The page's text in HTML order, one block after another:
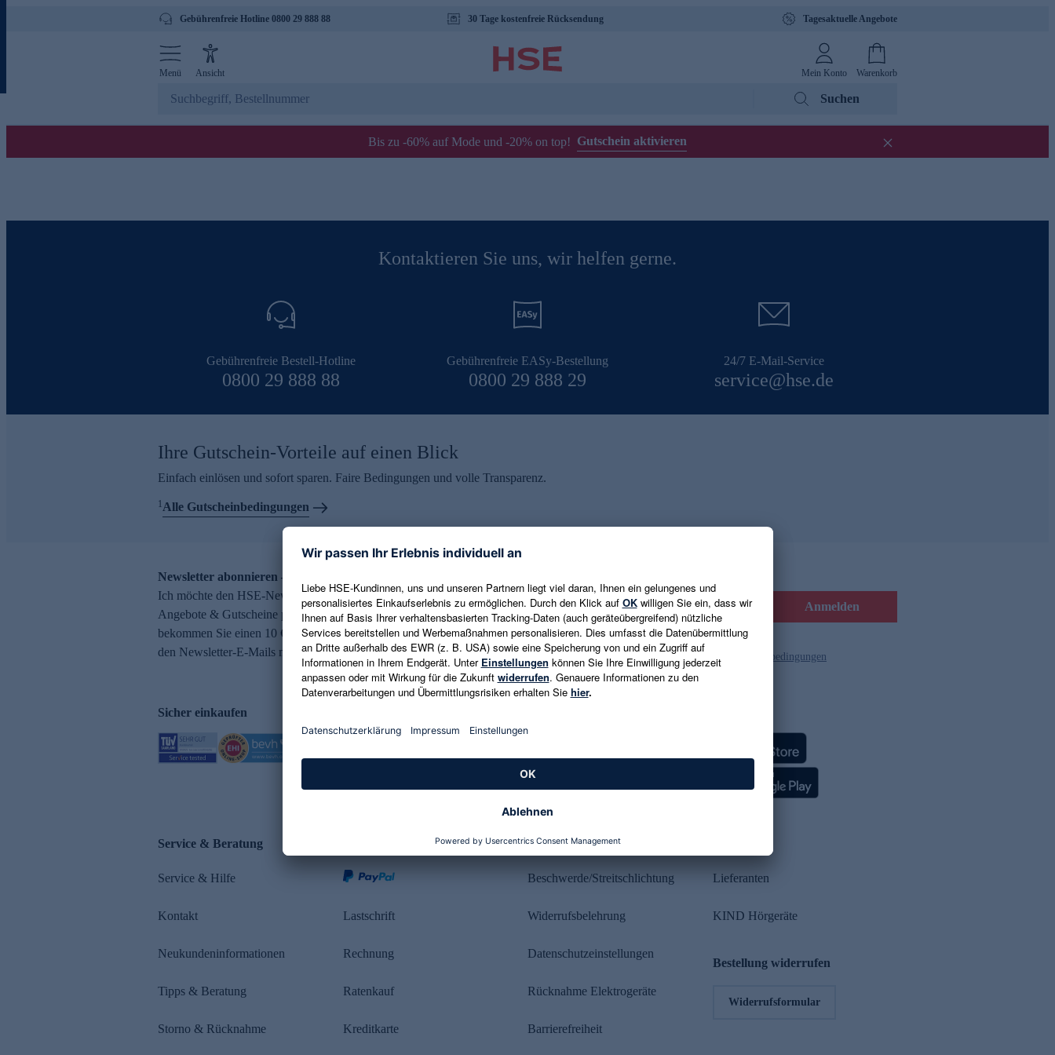
Gebührenfreie Hotline 0800 29 888 88 30 Tage kostenfreie Rücksendung Tagesaktuelle Angebote
Menü Ansicht Mein Konto Warenkorb
Suchen
Bis zu -60% auf Mode und -20% on top! Gutschein aktivieren
Kontaktieren Sie uns, wir helfen gerne.
Gebührenfreie Bestell-Hotline
0800 29 888 88
Gebührenfreie EASy-Bestellung
0800 29 888 29
24/7 E-Mail-Service
service@hse.de
Ihre Gutschein-Vorteile auf einen Blick
Einfach einlösen und sofort sparen. Faire Bedingungen und volle Transparenz.
1Alle Gutscheinbedingungen
Newsletter abonnieren – 10 € Gutschein erhalten
Ich möchte den HSE-Newsletter abonnieren und aktuelle Trends,
Angebote & Gutscheine per E-Mail erhalten. Als Dankeschön
bekommen Sie einen 10 € Gutschein. Eine Abmeldung ist jederzeit in
den Newsletter-E-Mails möglich.
E-Mail-Adresse eingeben Anmelden
Es gelten die Datenschutzrichtlinien und die Gutscheinbedingungen
Sicher einkaufen
Service & Beratung
Service & Hilfe
Kontakt
Neukundeninformationen
Tipps & Beratung
Storno & Rücknahme
Lastschrift
Rechnung
Ratenkauf
Kreditkarte
Rechtliches
Beschwerde/Streitschlichtung
Widerrufsbelehrung
Datenschutzeinstellungen
Rücknahme Elektrogeräte
Barrierefreiheit
Lieferanten
KIND Hörgeräte
Bestellung widerrufen
Widerrufsformular